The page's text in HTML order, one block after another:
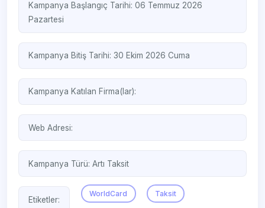
Kampanya Başlangıç Tarihi: 06 Temmuz 2026
Pazartesi
Kampanya Bitiş Tarihi: 30 Ekim 2026 Cuma
Kampanya Katılan Firma(lar):
Web Adresi:
Kampanya Türü:Artı Taksit
Etiketler:
WorldCard Taksit